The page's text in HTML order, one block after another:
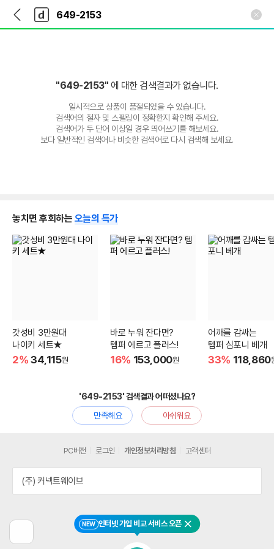
다
나
와
가
다
와
"649-2153" 에 대한 검색결과가 없습니다.
일시적으로 상품이 품절되었을 수 있습니다.
검색어의 철자 및 스펠링이 정확한지 확인해 주세요.
검색어가 두 단어 이상일 경우 띄어쓰기를 해보세요.
보다 일반적인 검색어나 비슷한 검색어로 다시 검색해 보세요.
놓치면 후회하는 오늘의 특가
갓성비 3만원대
나이키 세트★
2% 34,115원
바로 누워 잔다면?
템퍼 에르고 플러스!
16% 153,000원
어깨를 감싸는
템퍼 심포니 베개
33% 118,860
'649-2153' 검색결과 어떠셨나요?
만족해요
아쉬워요
전
NEW 인터넷 가입 비교 서비스 오픈 닫기
PC버전 로그인 개인정보처리방침 고객센터
(주) 커넥트웨이브